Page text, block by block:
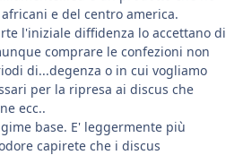
e del centro america.
l'iniziale diffidenza lo accettano di
comprare le confezioni non
di...degenza o in cui vogliamo
per la ripresa ai discus che
ecc..
base. E' leggermente più
capirete che i discus